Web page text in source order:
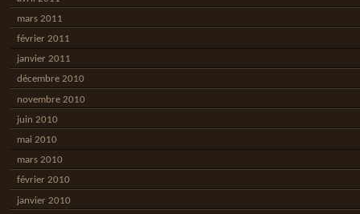
mars 2011
février 2011
janvier 2011
décembre 2010
novembre 2010
juin 2010
mai 2010
mars 2010
février 2010
janvier 2010